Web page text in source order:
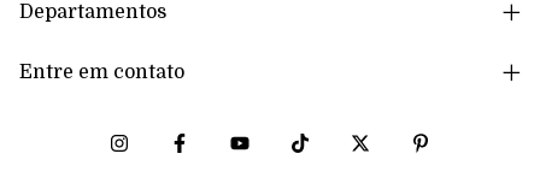
Departamentos
Entre em contato